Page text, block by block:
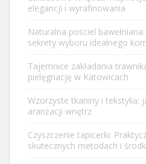
elegancji i wyrafinowania
Naturalna pościel
sekrety wyboru idealnego
Tajemnice zakładania
pielęgnację w Katowicach
Wzorzyste tkaniny i tekstylia:
aranżacji wnętrz
Czyszczenie tapicerki:
skutecznych metodach i